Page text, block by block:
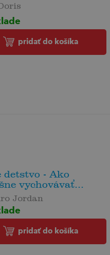
pridať do košíka
detstvo - Ako
vychovávať...
Jordan
pridať do košíka